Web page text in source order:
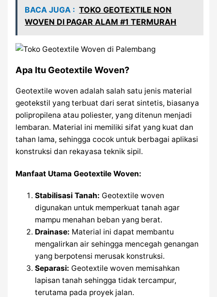
BACA JUGA : TOKO GEOTEXTILE NON
WOVEN DI PAGAR ALAM #1 TERMURAH
Apa Itu Geotextile Woven?
Geotextile woven adalah salah satu jenis material
geotekstil yang terbuat dari serat sintetis, biasanya
polipropilena atau poliester, yang ditenun menjadi
lembaran. Material ini memiliki sifat yang kuat dan
tahan lama, sehingga cocok untuk berbagai aplikasi
konstruksi dan rekayasa teknik sipil.
Manfaat Utama Geotextile Woven:
Stabilisasi Tanah: Geotextile woven
digunakan untuk memperkuat tanah agar
mampu menahan beban yang berat.
Drainase: Material ini dapat membantu
mengalirkan air sehingga mencegah genangan
yang berpotensi merusak konstruksi.
Separasi: Geotextile woven memisahkan
lapisan tanah sehingga tidak tercampur,
terutama pada proyek jalan.